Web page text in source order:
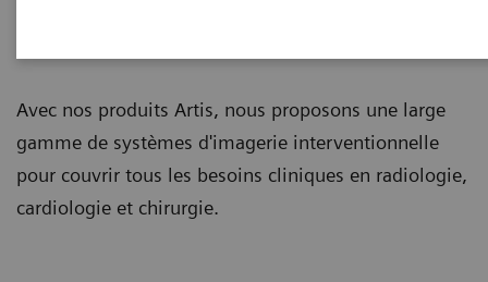
Avec nos produits Artis, nous proposons une large
gamme de systèmes d'imagerie interventionnelle
pour couvrir tous les besoins cliniques en radiologie,
cardiologie et chirurgie.